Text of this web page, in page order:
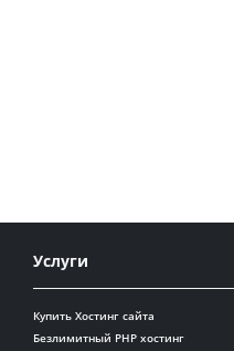
Услуги
Купить Хостинг сайта
Безлимитный PHP хостинг